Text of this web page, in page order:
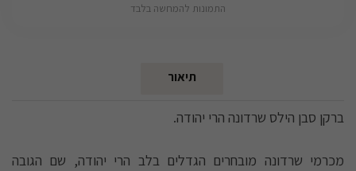
התמונות להמחשה בלבד
תיאור
ברקן סבן הילס שרדונה הרי יהודה.
מכרמי שרדונה מובחרים הגדלים בלב הרי יהודה, שם הגובה